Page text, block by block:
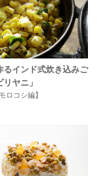
るインド式炊き込みご
ヤニ」
ロコシ編】